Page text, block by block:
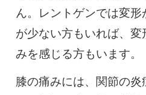
ん。レントゲンでは変
が少ない方もいれば、
みを感じる方もいます。
膝の痛みには、関節の炎